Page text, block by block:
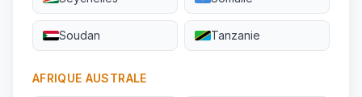
Soudan Tanzanie
AFRIQUE AUSTRALE